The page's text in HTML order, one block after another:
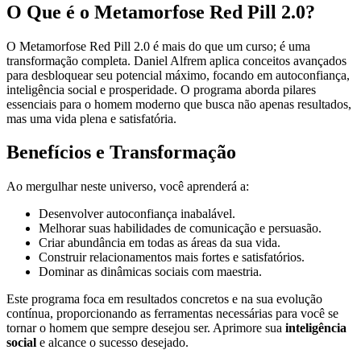
O Que é o Metamorfose Red Pill 2.0?
O Metamorfose Red Pill 2.0 é mais do que um curso; é uma
transformação completa. Daniel Alfrem aplica conceitos avançados
para desbloquear seu potencial máximo, focando em autoconfiança,
inteligência social e prosperidade. O programa aborda pilares
essenciais para o homem moderno que busca não apenas resultados,
mas uma vida plena e satisfatória.
Benefícios e Transformação
Ao mergulhar neste universo, você aprenderá a:
Desenvolver autoconfiança inabalável.
Melhorar suas habilidades de comunicação e persuasão.
Criar abundância em todas as áreas da sua vida.
Construir relacionamentos mais fortes e satisfatórios.
Dominar as dinâmicas sociais com maestria.
Este programa foca em resultados concretos e na sua evolução
contínua, proporcionando as ferramentas necessárias para você se
tornar o homem que sempre desejou ser. Aprimore sua inteligência
social e alcance o sucesso desejado.